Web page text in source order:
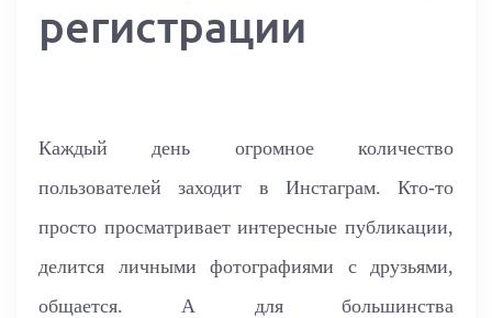
регистрации
Каждый день огромное количество
пользователей заходит в Инстаграм. Кто-то
просто просматривает интересные публикации,
делится личными фотографиями с друзьями,
общается. А для большинства